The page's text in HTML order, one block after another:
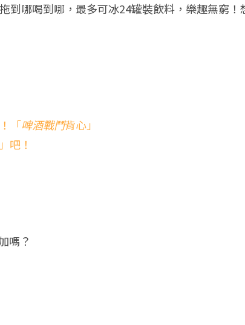
到哪喝到哪，最多可冰24罐裝飲料，樂趣無窮！
「啤酒戰鬥背心」
吧！
嗎？